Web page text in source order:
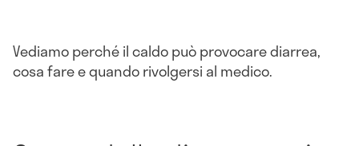
Vediamo perché il caldo può provocare diarrea,
cosa fare e quando rivolgersi al medico.